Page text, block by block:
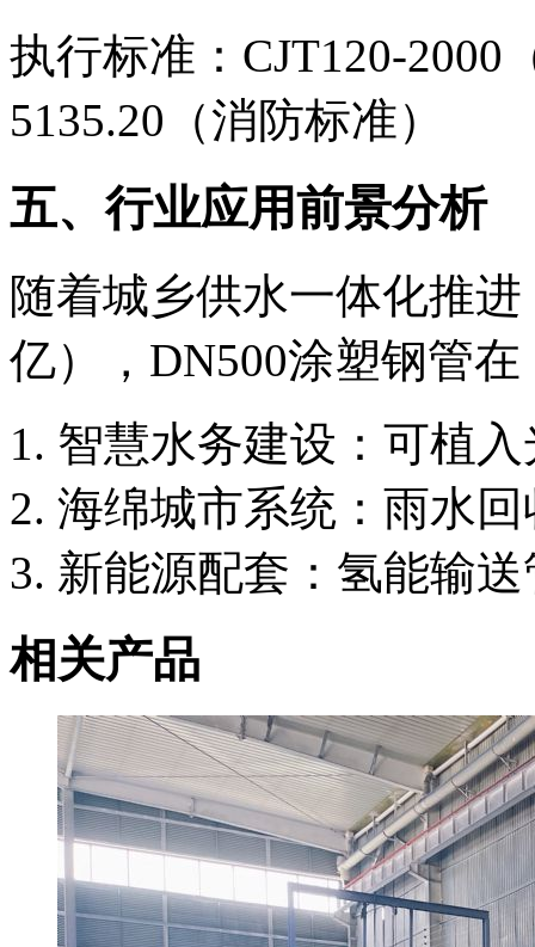
执行标准：CJT120-2000
5135.20（消防标准）
五、行业应用前景分析
随着城乡供水一体化推
亿），DN500涂塑钢管在
智慧水务建设：可植
海绵城市系统：雨水
新能源配套：氢能输
相关产品